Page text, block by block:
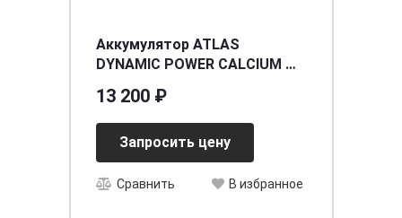
Аккумулятор ATLAS
DYNAMIC POWER CALCIUM MF
13 200 ₽
Запросить цену
Сравнить В избранное